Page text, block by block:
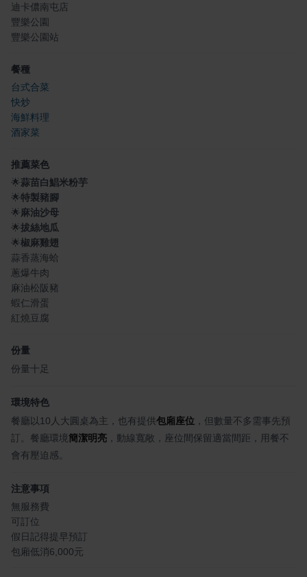
迪卡儂南屯店
豐樂公園
豐樂公園站
餐種
台式合菜
快炒
海鮮料理
酒家菜
推薦菜色
🌟蒜苗白鯧米粉芋
🌟特製豬腳
🌟 麻油沙母
🌟拔絲地瓜
🌟椒麻雞翅
蒜香蒸海蛤
蔥爆牛肉
麻油松阪豬
蝦仁滑蛋
紅燒豆腐
份量
份量十足
環境特色
餐廳以10人大圓桌為主，也有提供包廂座位 ，但數量不多需事先預
訂。餐廳環境簡潔明亮 ，動線寬敞，座位間保留適當間距，用餐不
會有壓迫感。
注意事項
無服務費
可訂位
假日記得提早預訂
包廂低消6,000元